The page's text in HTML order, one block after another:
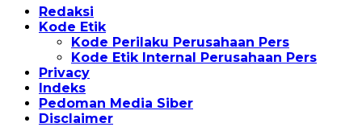
Redaksi
Kode Etik
Kode Perilaku Perusahaan Pers
Kode Etik Internal Perusahaan Pers
Privacy
Indeks
Pedoman Media Siber
Disclaimer